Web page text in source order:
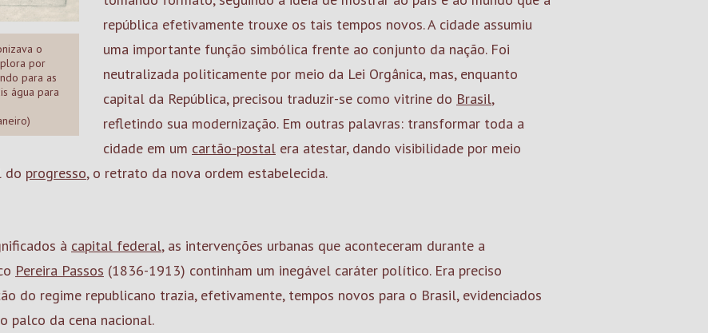
o
por
para as
água para
república efetivamente trouxe os tais tempos novos. A cidade assumiu
uma importante função simbólica frente ao conjunto da nação. Foi
neutralizada politicamente por meio da Lei Orgânica, mas, enquanto
capital da República, precisou traduzir-se como vitrine do Brasil,
refletindo sua modernização. Em outras palavras: transformar toda a
cidade em um cartão-postal era atestar, dando visibilidade por meio
do progresso, o retrato da nova ordem estabelecida.
à capital federal, as intervenções urbanas que aconteceram durante a
Pereira Passos (1836-1913) continham um inegável caráter político. Era preciso
do regime republicano trazia, efetivamente, tempos novos para o Brasil, evidenciados
palco da cena nacional.